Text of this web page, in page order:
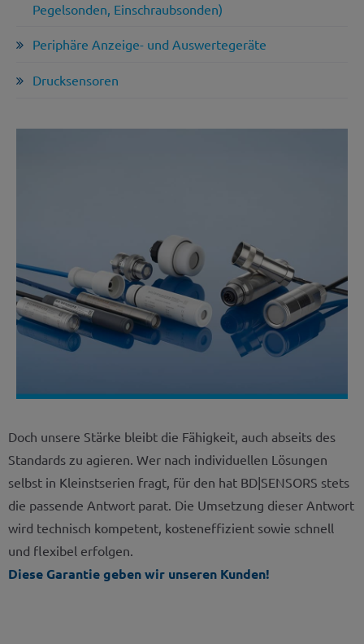
Pegelsonden, Einschraubsonden)
Periphäre Anzeige- und Auswertegeräte
Drucksensoren
Doch unsere Stärke bleibt die Fähigkeit, auch abseits des
Standards zu agieren. Wer nach individuellen Lösungen
selbst in Kleinstserien fragt, für den hat BD|SENSORS stets
die passende Antwort parat. Die Umsetzung dieser Antwort
wird technisch kompetent, kosteneffizient sowie schnell
und flexibel erfolgen.
Diese Garantie geben wir unseren Kunden!